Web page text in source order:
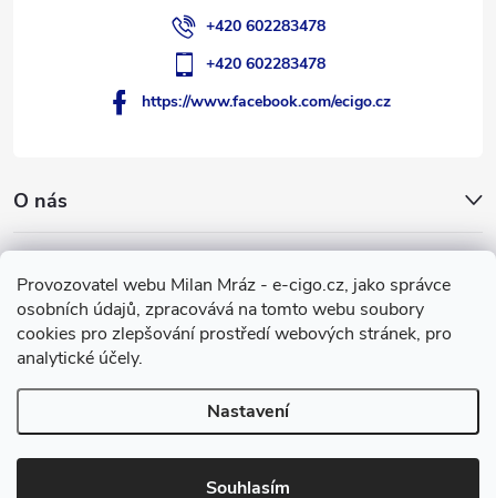
Provozovatel webu Milan Mráz - e-cigo.cz, jako správce
osobních údajů, zpracovává na tomto webu soubory
cookies pro zlepšování prostředí webových stránek, pro
analytické účely.
Nastavení
Souhlasím
O nás
Facebook
+420 602283478
+420 602283478
https://www.facebook.com/ecigo.cz
Vytvořil Shoptet
Copyright 2007-2026e-cigo.cz. Všechna práva vyhrazena.